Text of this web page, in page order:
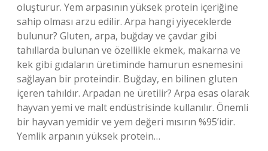
oluşturur. Yem arpasının yüksek protein içeriğine
sahip olması arzu edilir. Arpa hangi yiyeceklerde
bulunur? Gluten, arpa, buğday ve çavdar gibi
tahıllarda bulunan ve özellikle ekmek, makarna ve
kek gibi gıdaların üretiminde hamurun esnemesini
sağlayan bir proteindir. Buğday, en bilinen gluten
içeren tahıldır. Arpadan ne üretilir? Arpa esas olarak
hayvan yemi ve malt endüstrisinde kullanılır. Önemli
bir hayvan yemidir ve yem değeri mısırın %95’idir.
Yemlik arpanın yüksek protein…